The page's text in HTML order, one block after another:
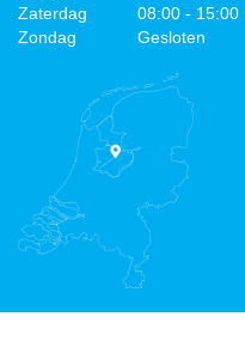
Zaterdag
08:00 - 15:00
Zondag
Gesloten